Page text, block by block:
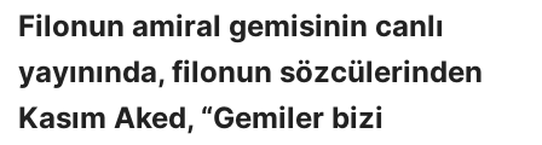
Filonun amiral gemisinin canlı
yayınında, filonun sözcülerinden
Kasım Aked, “Gemiler bizi